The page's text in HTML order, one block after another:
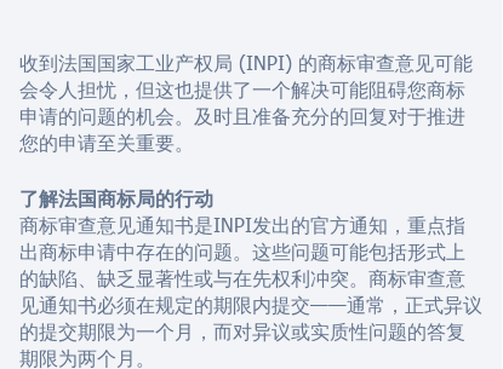
收到法国国家工业产权局 (INPI) 的商标审查意见可能
会令人担忧，但这也提供了一个解决可能阻碍您商标
申请的问题的机会。及时且准备充分的回复对于推进
您的申请至关重要。
了解法国商标局的行动
商标审查意见通知书是INPI发出的官方通知，重点指
出商标申请中存在的问题。这些问题可能包括形式上
的缺陷、缺乏显著性或与在先权利冲突。商标审查意
见通知书必须在规定的期限内提交——通常，正式异议
的提交期限为一个月，而对异议或实质性问题的答复
期限为两个月。